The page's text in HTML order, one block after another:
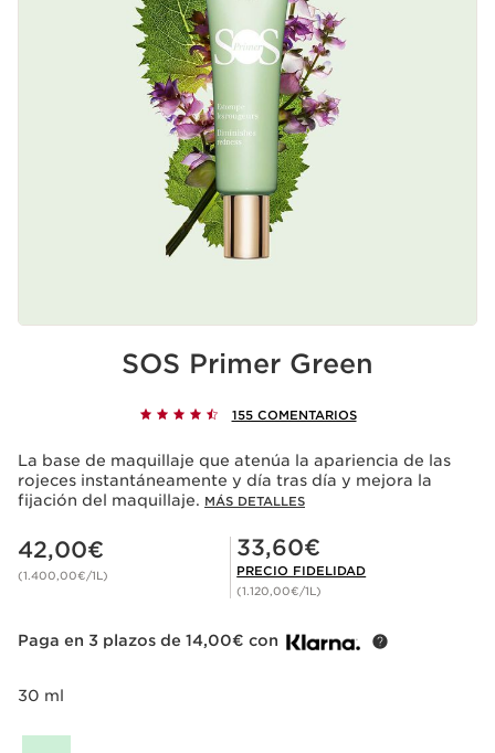
SOS Primer Green
155 COMENTARIOS
La base de maquillaje que atenúa la apariencia de las
rojeces instantáneamente y día tras día y mejora la
fijación del maquillaje. MÁS DETALLES
Precio actual 42,00€
42,00€
(1.400,00€/1L)
Precio Fidelidad 33,60€
33,60€
PRECIO FIDELIDAD
(1.120,00€/1L)
Paga en 3 plazos de 14,00€ con
30 ml